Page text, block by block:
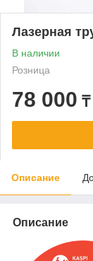
Лазерная
В наличии
Розница
78 000 ₸
Описание
Описание